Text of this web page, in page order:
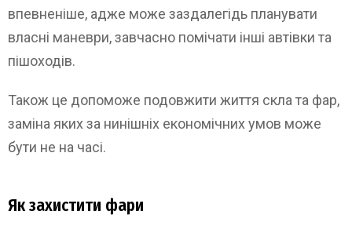
впевненіше, адже може заздалегідь планувати
власні маневри, завчасно помічати інші автівки та
пішоходів.
Також це допоможе подовжити життя скла та фар,
заміна яких за нинішніх економічних умов може
бути не на часі.
Як захистити фари